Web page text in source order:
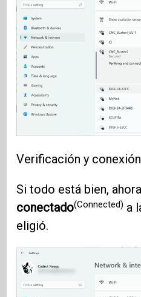
Verificación y
Si todo está bien,
conectado(Connected) a
eligió.